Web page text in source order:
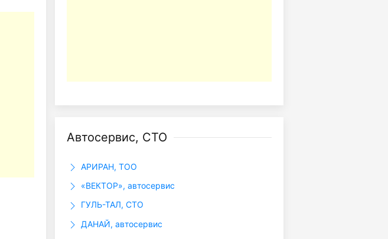
Автосервис, СТО
АРИРАН, ТОО
«ВЕКТОР», автосервис
ГУЛЬ-ТАЛ, СТО
ДАНАЙ, автосервис